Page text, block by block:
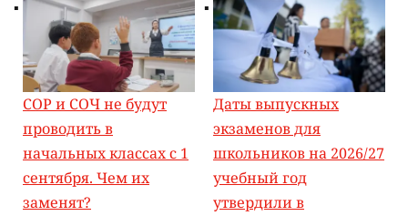
СОР и СОЧ не будут
проводить в
начальных классах с 1
сентября. Чем их
заменят?
Даты выпускных
экзаменов для
школьников на 2026/27
учебный год
утвердили в